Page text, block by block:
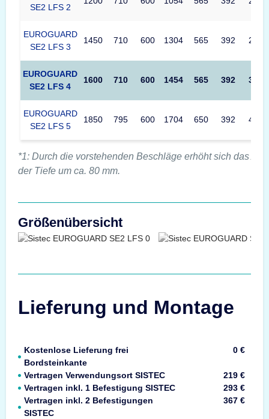
SE2 LFS 2
EUROGUARD
SE2 LFS 3
1450 710 600 1304 565 392 288
EUROGUARD
SE2 LFS 4
1600 710 600 1454 565 392 322
EUROGUARD
SE2 LFS 5
1850 795 600 1704 650 392 434
*1: Durch die vorstehenden Beschläge erhöht sich das
der Tiefe um ca. 80 mm.
Größenübersicht
Lieferung und Montage
Kostenlose Lieferung frei
Bordsteinkante
0 €
Vertragen Verwendungsort SISTEC
219 €
Vertragen inkl. 1 Befestigung SISTEC
293 €
Vertragen inkl. 2 Befestigungen
SISTEC
367 €